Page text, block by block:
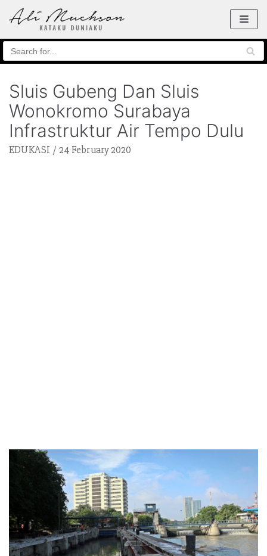
Skip
content
Sluis Gubeng Dan Sluis
Wonokromo Surabaya
Infrastruktur Air Tempo Dulu
EDUKASI 24 February 2020